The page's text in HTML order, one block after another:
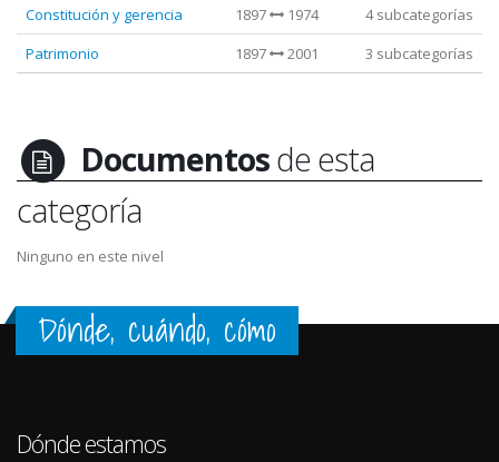
Constitución y gerencia
1897 1974
4 subcategorías
Patrimonio
1897 2001 3 subcategorías
Documentosde esta
categoría
Ninguno en este nivel
Dónde, cuándo, cómo
Dónde estamos